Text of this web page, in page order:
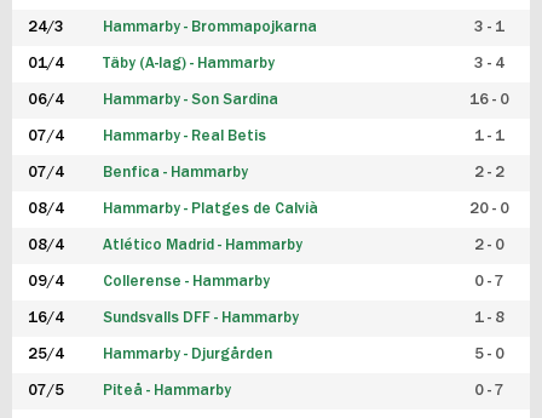
FUTSAL DAM
24/3 Hammarby - Brommapojkarna 3 - 1
01/4 Täby (A-lag) - Hammarby 3 - 4
06/4 Hammarby - Son Sardina 16 - 0
07/4 Hammarby - Real Betis 1 - 1
07/4 Benfica - Hammarby 2 - 2
08/4 Hammarby - Platges de Calvià 20 - 0
08/4 Atlético Madrid - Hammarby 2 - 0
09/4 Collerense - Hammarby 0 - 7
16/4 Sundsvalls DFF - Hammarby 1 - 8
25/4 Hammarby - Djurgården 5 - 0
07/5 Piteå - Hammarby 0 - 7